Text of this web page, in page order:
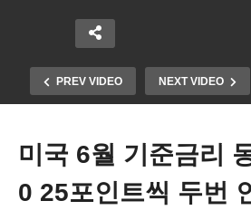
PREV VIDEO NEXT VIDEO
미국 6월 기준금리
0 25포인트씩 두번